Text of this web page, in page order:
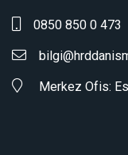
0850 850 0 473
Merkez Ofis: